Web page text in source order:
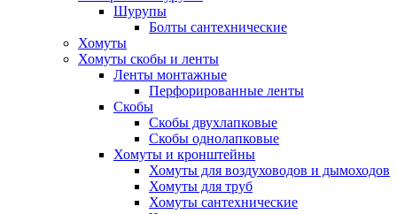
Шурупы
Болты сантехнические
Хомуты
Хомуты скобы и ленты
Ленты монтажные
Перфорированные ленты
Скобы
Скобы двухлапковые
Скобы однолапковые
Хомуты и кронштейны
Хомуты для воздуховодов и дымоходов
Хомуты для труб
Хомуты сантехнические